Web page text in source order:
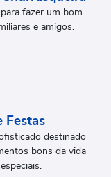
fazer um bom
e amigos.
Festas
destinado
bons da vida